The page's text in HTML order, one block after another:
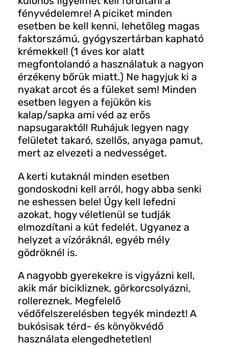
fényvédelemre! A piciket minden
esetben be kell kenni, lehetőleg magas
faktorszámú, gyógyszertárban kapható
krémekkel! (1 éves kor alatt
megfontolandó a használatuk a nagyon
érzékeny bőrük miatt.) Ne hagyjuk ki a
nyakat arcot és a füleket sem! Minden
esetben legyen a fejükön kis
kalap/sapka ami véd az erős
napsugaraktól! Ruhájuk legyen nagy
felületet takaró, szellős, anyaga pamut,
mert az elvezeti a nedvességet.
A kerti kutaknál minden esetben
gondoskodni kell arról, hogy abba senki
ne eshessen bele! Úgy kell lefedni
azokat, hogy véletlenül se tudják
elmozdítani a kút fedelét. Ugyanez a
helyzet a vízóráknál, egyéb mély
gödröknél is.
A nagyobb gyerekekre is vigyázni kell,
akik már bicikliznek, görkorcsolyázni,
rollereznek. Megfelelő
védőfelszerelésben tegyék mindezt! A
bukósisak térd- és könyökvédő
használata elengedhetetlen!